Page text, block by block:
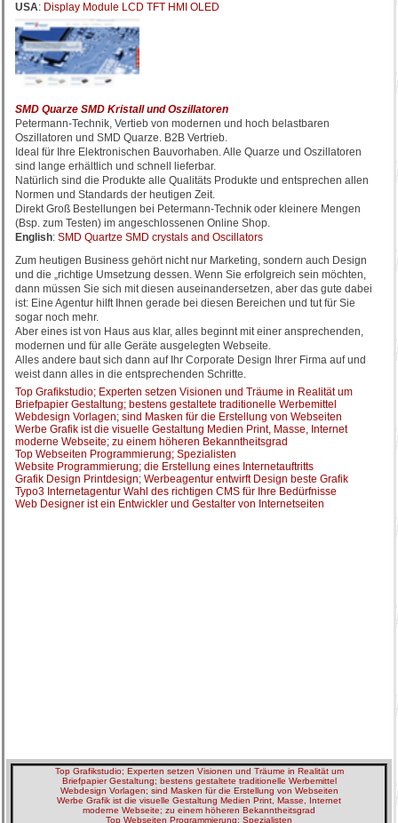
USA: Display Module LCD TFT HMI OLED
SMD Quarze SMD Kristall und Oszillatoren
Petermann-Technik, Vertieb von modernen und hoch belastbaren
Oszillatoren und SMD Quarze. B2B Vertrieb.
Ideal für Ihre Elektronischen Bauvorhaben. Alle Quarze und Oszillatoren
sind lange erhältlich und schnell lieferbar.
Natürlich sind die Produkte alle Qualitäts Produkte und entsprechen allen
Normen und Standards der heutigen Zeit.
Direkt Groß Bestellungen bei Petermann-Technik oder kleinere Mengen
(Bsp. zum Testen) im angeschlossenen Online Shop.
English: SMD Quartze SMD crystals and Oscillators
Zum heutigen Business gehört nicht nur Marketing, sondern auch Design
und die „richtige Umsetzung dessen. Wenn Sie erfolgreich sein möchten,
dann müssen Sie sich mit diesen auseinandersetzen, aber das gute dabei
ist: Eine Agentur hilft Ihnen gerade bei diesen Bereichen und tut für Sie
sogar noch mehr.
Aber eines ist von Haus aus klar, alles beginnt mit einer ansprechenden,
modernen und für alle Geräte ausgelegten Webseite.
Alles andere baut sich dann auf Ihr Corporate Design Ihrer Firma auf und
weist dann alles in die entsprechenden Schritte.
Top Grafikstudio; Experten setzen Visionen und Träume in Realität um
Briefpapier Gestaltung; bestens gestaltete traditionelle Werbemittel
Webdesign Vorlagen; sind Masken für die Erstellung von Webseiten
Werbe Grafik ist die visuelle Gestaltung Medien Print, Masse, Internet
moderne Webseite; zu einem höheren Bekanntheitsgrad
Top Webseiten Programmierung; Spezialisten
Website Programmierung; die Erstellung eines Internetauftritts
Grafik Design Printdesign; Werbeagentur entwirft Design beste Grafik
Typo3 Internetagentur Wahl des richtigen CMS für Ihre Bedürfnisse
Web Designer ist ein Entwickler und Gestalter von Internetseiten
Top Grafikstudio; Experten setzen Visionen und Träume in Realität um
Briefpapier Gestaltung; bestens gestaltete traditionelle Werbemittel
Webdesign Vorlagen; sind Masken für die Erstellung von Webseiten
Werbe Grafik ist die visuelle Gestaltung Medien Print, Masse, Internet
moderne Webseite; zu einem höheren Bekanntheitsgrad
Top Webseiten Programmierung; Spezialisten